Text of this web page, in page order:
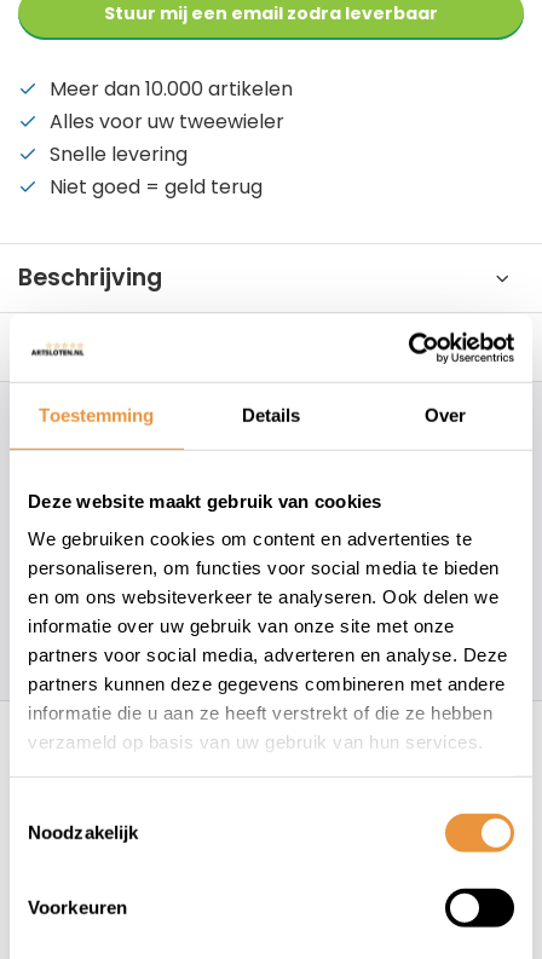
Toestemming Details Over
Deze website maakt gebruik van cookies
We gebruiken cookies om content en advertenties te
personaliseren, om functies voor social media te bieden
en om ons websiteverkeer te analyseren. Ook delen we
informatie over uw gebruik van onze site met onze
partners voor social media, adverteren en analyse. Deze
partners kunnen deze gegevens combineren met andere
informatie die u aan ze heeft verstrekt of die ze hebben
verzameld op basis van uw gebruik van hun services.
Noodzakelijk
Voorkeuren
Stuur mij een email zodra leverbaar
Meer dan 10.000 artikelen
Alles voor uw tweewieler
Snelle levering
Niet goed = geld terug
Beschrijving
Reviews
Hoe kunnen wij je helpen?
+31 78 780 2330
info@artsloten.nl
157 klanten geven een 4.7/5 op
Recent bekeken